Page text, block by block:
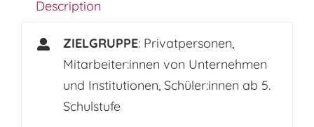
Description
ZIELGRUPPE: Privatpersonen,
Mitarbeiter:innen von Unternehmen
und Institutionen, Schüler:innen ab 5.
Schulstufe